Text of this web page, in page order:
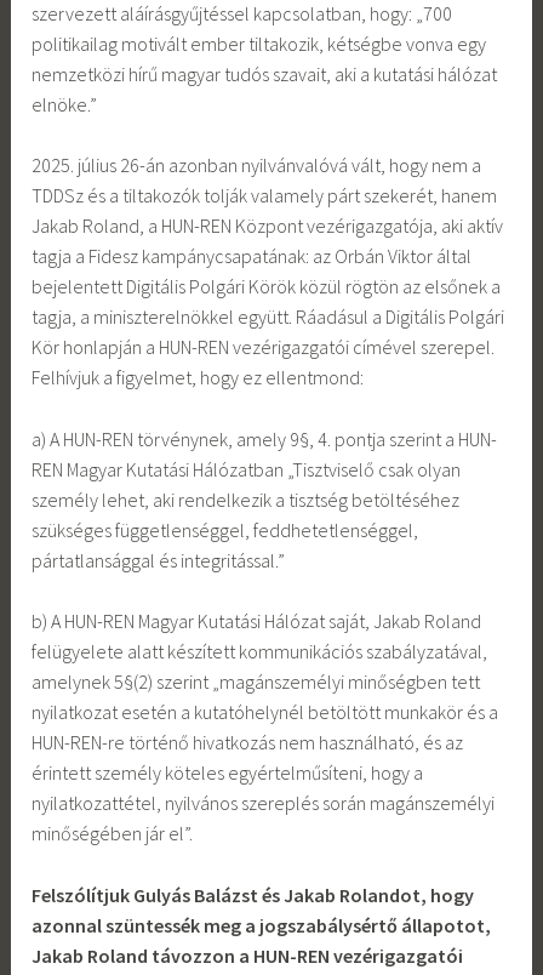
szervezett aláírásgyűjtéssel kapcsolatban, hogy: „700
politikailag motivált ember tiltakozik, kétségbe vonva egy
nemzetközi hírű magyar tudós szavait, aki a kutatási hálózat
elnöke.”
2025. július 26-án azonban nyilvánvalóvá vált, hogy nem a
TDDSz és a tiltakozók tolják valamely párt szekerét, hanem
Jakab Roland, a HUN-REN Központ vezérigazgatója, aki aktív
tagja a Fidesz kampánycsapatának: az Orbán Viktor által
bejelentett Digitális Polgári Körök közül rögtön az elsőnek a
tagja, a miniszterelnökkel együtt. Ráadásul a Digitális Polgári
Kör honlapján a HUN-REN vezérigazgatói címével szerepel.
Felhívjuk a figyelmet, hogy ez ellentmond:
a) A HUN-REN törvénynek, amely 9§, 4. pontja szerint a HUN-
REN Magyar Kutatási Hálózatban „Tisztviselő csak olyan
személy lehet, aki rendelkezik a tisztség betöltéséhez
szükséges függetlenséggel, feddhetetlenséggel,
pártatlansággal és integritással.”
b) A HUN-REN Magyar Kutatási Hálózat saját, Jakab Roland
felügyelete alatt készített kommunikációs szabályzatával,
amelynek 5§(2) szerint „magánszemélyi minőségben tett
nyilatkozat esetén a kutatóhelynél betöltött munkakör és a
HUN-REN-re történő hivatkozás nem használható, és az
érintett személy köteles egyértelműsíteni, hogy a
nyilatkozattétel, nyilvános szereplés során magánszemélyi
minőségében jár el”.
Felszólítjuk Gulyás Balázst és Jakab Rolandot, hogy
azonnal szüntessék meg a jogszabálysértő állapotot,
Jakab Roland távozzon a HUN-REN vezérigazgatói